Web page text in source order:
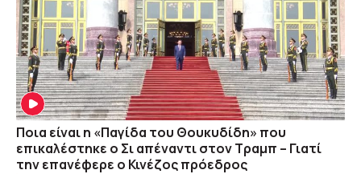
Ποια είναι η «Παγίδα του Θουκυδίδη» που
επικαλέστηκε ο Σι απέναντι στον Τραμπ – Γιατί
την επανέφερε ο Κινέζος πρόεδρος